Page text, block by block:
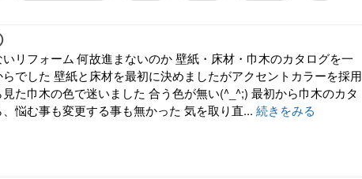
リフォーム 何故進まないのか 壁紙・床材・巾木のカタログを一
でした 壁紙と床材を最初に決めましたがアクセントカラーを採用
た巾木の色で迷いました 合う色が無い(^_^;) 最初から巾木のカタ
悩む事も変更する事も無かった 気を取り直... 続きをみる